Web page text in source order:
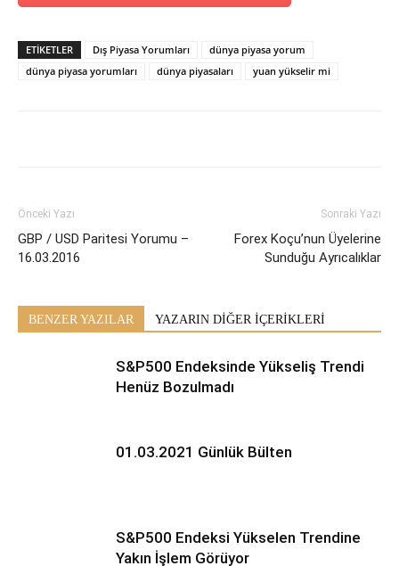
ETİKETLER Dış Piyasa Yorumları
dünya piyasa yorum
dünya piyasa yorumları
dünya piyasaları yuan yükselir mi
Önceki Yazı
GBP / USD Paritesi Yorumu –
16.03.2016
Sonraki Yazı
Forex Koçu’nun Üyelerine
Sunduğu Ayrıcalıklar
BENZER YAZILAR YAZARIN DİĞER İÇERİKLERİ
S&P500 Endeksinde Yükseliş Trendi
Henüz Bozulmadı
01.03.2021 Günlük Bülten
S&P500 Endeksi Yükselen Trendine
Yakın İşlem Görüyor